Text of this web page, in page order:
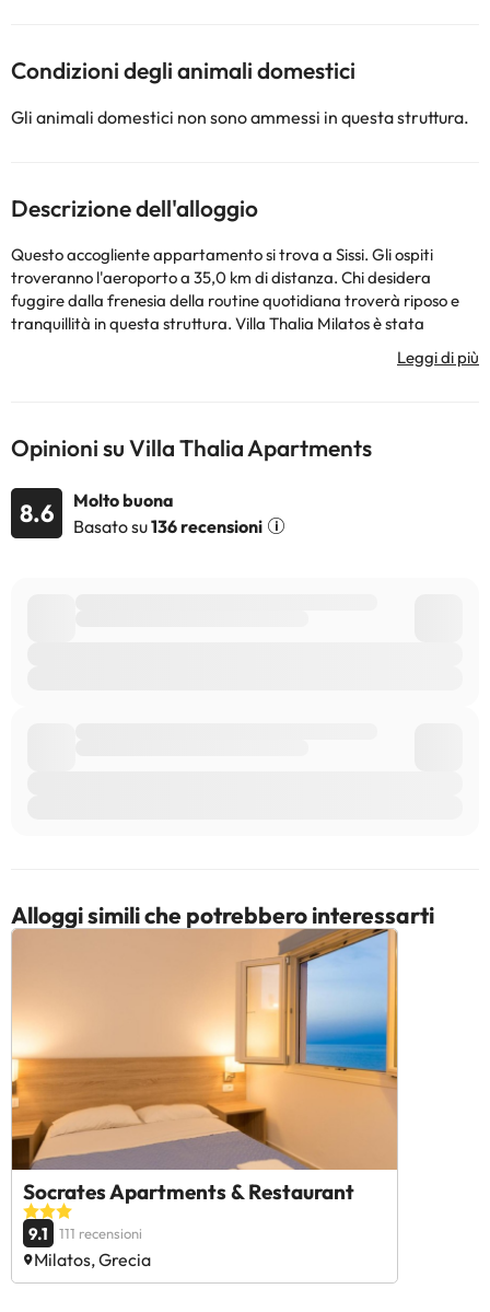
Condizioni degli animali domestici
Gli animali domestici non sono ammessi in questa struttura.
Descrizione dell'alloggio
Questo accogliente appartamento si trova a Sissi. Gli ospiti
troveranno l'aeroporto a 35,0 km di distanza. Chi desidera
fuggire dalla frenesia della routine quotidiana troverà riposo e
tranquillità in questa struttura. Villa Thalia Milatos è stata
ristrutturata nel 2012. Persone potranno connettersi alla rete Wi-
Fi in tutto l'edificio. Questa struttura non offre il servizio di
viaggiano in auto possono parcheggiare il proprio veicolo nelle
aree di parcheggio della struttura.
Alcuni dei servizi elencati possono essere a pagamento. Si prega
Opinioni su Villa Thalia Apartments
8.6
Molto buona
Basato su136 recensioni
Alloggi simili che potrebbero interessarti
Socrates Apartments & Restaurant
9.1 111 recensioni
Milatos, Grecia